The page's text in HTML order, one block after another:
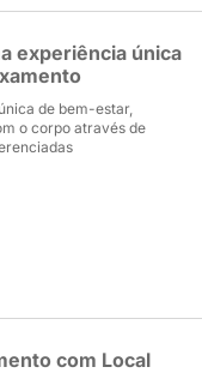
experiência única
de bem-estar,
o corpo através de
com Local